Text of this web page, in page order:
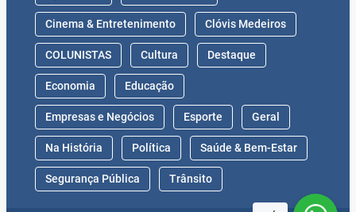
Cinema & Entretenimento Clóvis Medeiros
COLUNISTAS Cultura Destaque
Economia Educação
Empresas e Negócios Esporte Geral
Na História Política Saúde & Bem-Estar
Segurança Pública Trânsito